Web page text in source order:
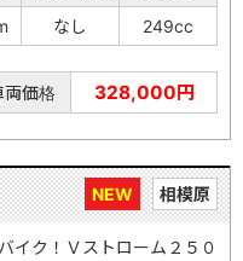
なし 249cc
両価格 328,000円
NEW 相模原
イク！Ｖストローム２５０